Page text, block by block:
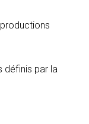
définis par la